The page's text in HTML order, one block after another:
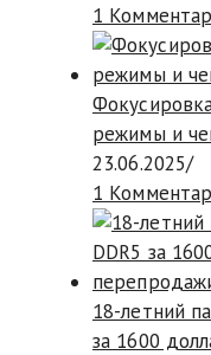
1
режимы и
23.06.2025/
1
18-летний
за 1600